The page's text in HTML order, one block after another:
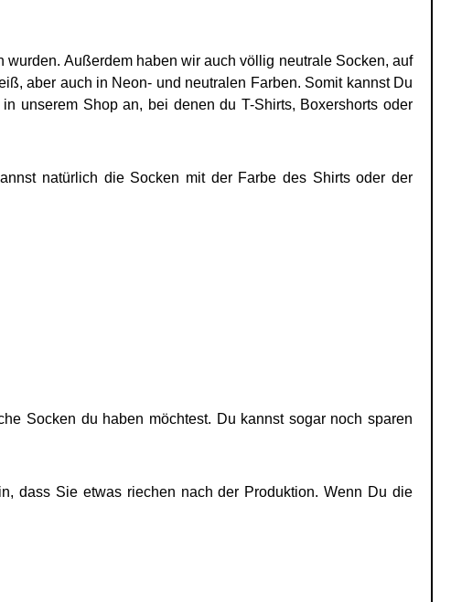
Außerdem haben wir auch völlig neutrale Socken, auf
aber auch in Neon- und neutralen Farben. Somit kannst Du
unserem Shop an, bei denen du T-Shirts, Boxershorts oder
natürlich die Socken mit der Farbe des Shirts oder der
Socken du haben möchtest. Du kannst sogar noch sparen
dass Sie etwas riechen nach der Produktion. Wenn Du die